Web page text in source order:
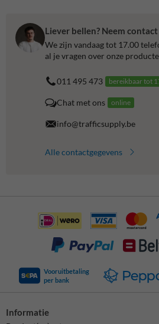
Liever bellen? Neem
We zijn vandaag tot 17.00
al je vragen over onze
011 495 473 bereikbaar tot
Chat met ons online
info@trafficsupply.be
Alle contactgegevens
Vooruitbetaling
per bank
Informatie